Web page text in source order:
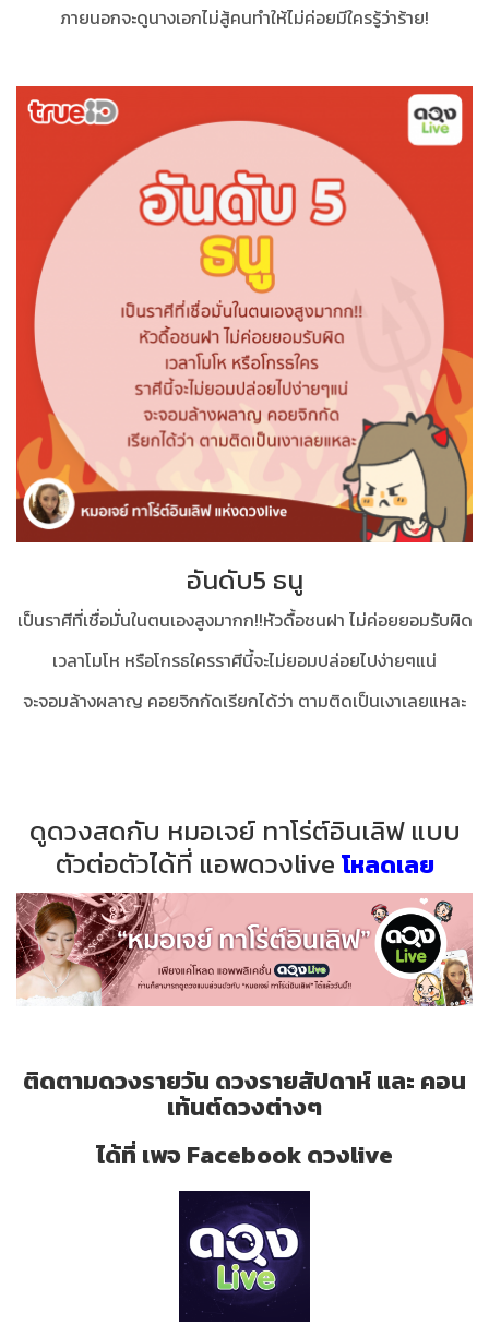
ภายนอกจะดูนางเอกไม่สู้คนทำให้ไม่ค่อยมีใครรู้ว่าร้าย!
อันดับ5 ธนู
เป็นราศีที่เชื่อมั่นในตนเองสูงมากก!!หัวดื้อชนฝา ไม่ค่อยยอมรับผิด
เวลาโมโห หรือโกรธใครราศีนี้จะไม่ยอมปล่อยไปง่ายๆแน่
จะจอมล้างผลาญ คอยจิกกัดเรียกได้ว่า ตามติดเป็นเงาเลยแหละ
ดูดวงสดกับ หมอเจย์ ทาโร่ต์อินเลิฟ แบบ
ตัวต่อตัวได้ที่ แอพดวงlive โหลดเลย
ติดตามดวงรายวัน ดวงรายสัปดาห์ และ คอน
เท้นต์ดวงต่างๆ
ได้ที่ เพจ Facebook ดวงlive